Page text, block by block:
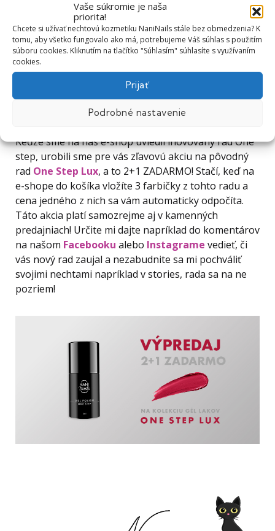
Vaše súkromie je naša
priorita!
Chcete si užívať nechtovú kozmetiku NaniNails stále bez obmedzenia? K
tomu, aby všetko fungovalo ako má, potrebujeme Váš súhlas s použitím
súboru cookies. Kliknutím na tlačítko "Súhlasím" súhlasíte s využívaním
cookies.
Prijať
Podrobné nastavenie
Výpredaj pôvodného radu One Step Lux
Keďže sme na náš e-shop uviedli inovovaný rad One
step, urobili sme pre vás zľavovú akciu na pôvodný
rad One Step Lux, a to 2+1 ZADARMO! Stačí, keď na
e-shope do košíka vložíte 3 farbičky z tohto radu a
cena jedného z nich sa vám automaticky odpočíta.
Táto akcia platí samozrejme aj v kamenných
predajniach! Určite mi dajte napríklad do komentárov
na našom Facebooku alebo Instagrame vedieť, či
vás nový rad zaujal a nezabudnite sa mi pochváliť
svojimi nechtami napríklad v stories, rada sa na ne
pozriem!